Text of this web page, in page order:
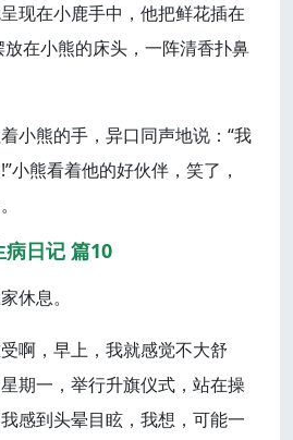
现在小鹿手中，他把鲜花插在
在小熊的床头，一阵清香扑鼻
小熊的手，异口同声地说：“我
小熊看着他的好伙伴，笑了，
病日记 篇10
休息。
啊，早上，我就感觉不大舒
星期一，举行升旗仪式，站在操
感到头晕目眩，我想，可能一